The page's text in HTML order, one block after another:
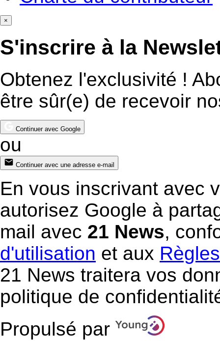
×
S'inscrire à la
Obtenez l'exclusivité !
être sûr(e) de recevoir
Continuer avec Google
ou
Continuer avec une adresse e-mail
En vous inscrivant avec
autorisez Google à
mail avec 21 News,
d'utilisation et aux
21 News traitera vos
politique de
Propulsé par